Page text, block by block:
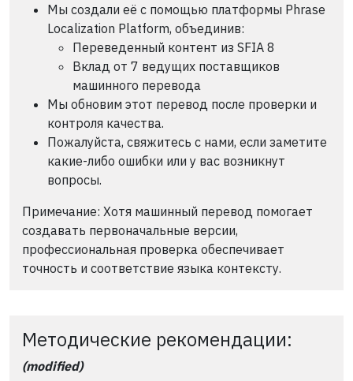
Мы создали её с помощью платформы Phrase
Localization Platform, объединив:
Переведенный контент из SFIA 8
Вклад от 7 ведущих поставщиков
машинного перевода
Мы обновим этот перевод после проверки и
контроля качества.
Пожалуйста, свяжитесь с нами, если заметите
какие-либо ошибки или у вас возникнут
вопросы.
Примечание: Хотя машинный перевод помогает
создавать первоначальные версии,
профессиональная проверка обеспечивает
точность и соответствие языка контексту.
Методические рекомендации:
(modified)